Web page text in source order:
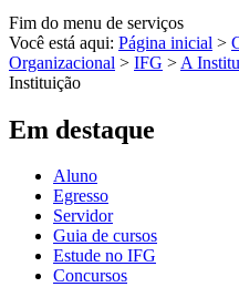
Fim do menu de serviços
Você está aqui: Página inicial >
Organizacional > IFG > A
Instituição
Em destaque
Aluno
Egresso
Servidor
Guia de cursos
Estude no IFG
Concursos